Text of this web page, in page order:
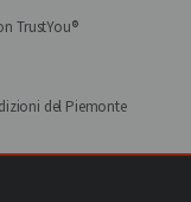
TrustYou®
del Piemonte